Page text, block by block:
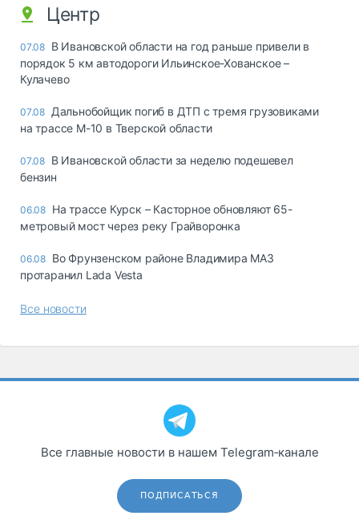
Центр
07.08 В Ивановской области на год раньше привели в
порядок 5 км автодороги Ильинское-Хованское –
Кулачево
07.08 Дальнобойщик погиб в ДТП с тремя грузовиками
на трассе М-10 в Тверской области
07.08 В Ивановской области за неделю подешевел
бензин
06.08 На трассе Курск – Касторное обновляют 65-
метровый мост через реку Грайворонка
06.08 Во Фрунзенском районе Владимира МАЗ
протаранил Lada Vesta
Все новости
Все главные новости в нашем Telegram‑канале
ПОДПИСАТЬСЯ